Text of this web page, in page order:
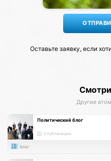
Оставьте заявку, если
Другие
Политический блог
2 публикации
Блог